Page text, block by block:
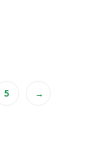
5 →